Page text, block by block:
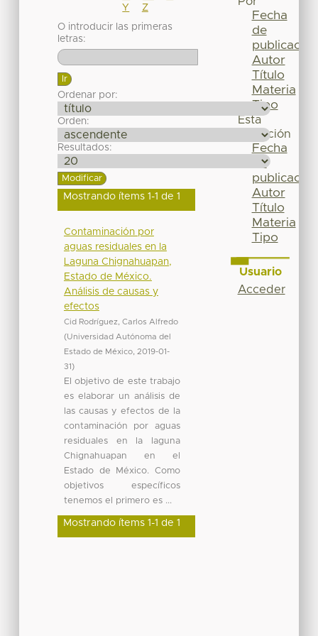
Y
Z
O introducir las primeras
letras:
Ordenar por:
Orden:
Resultados:
Mostrando ítems 1-1 de 1
Contaminación por
aguas residuales en la
Laguna Chignahuapan,
Estado de México.
Análisis de causas y
efectos
Cid Rodríguez, Carlos Alfredo
(Universidad Autónoma del
Estado de México, 2019-01-
31)
El objetivo de este trabajo
es elaborar un análisis de
las causas y efectos de la
contaminación por aguas
residuales en la laguna
Chignahuapan en el
Estado de México. Como
objetivos específicos
tenemos el primero es ...
Mostrando ítems 1-1 de 1
Fecha
de
publicación
Autor
Título
Materia
Tipo
Esta
colección
Fecha
de
publicación
Autor
Título
Materia
Tipo
Usuario
Acceder